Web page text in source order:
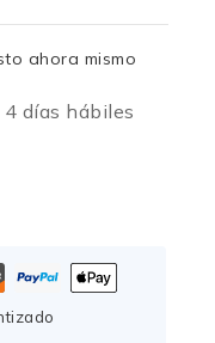
ahora mismo
días hábiles